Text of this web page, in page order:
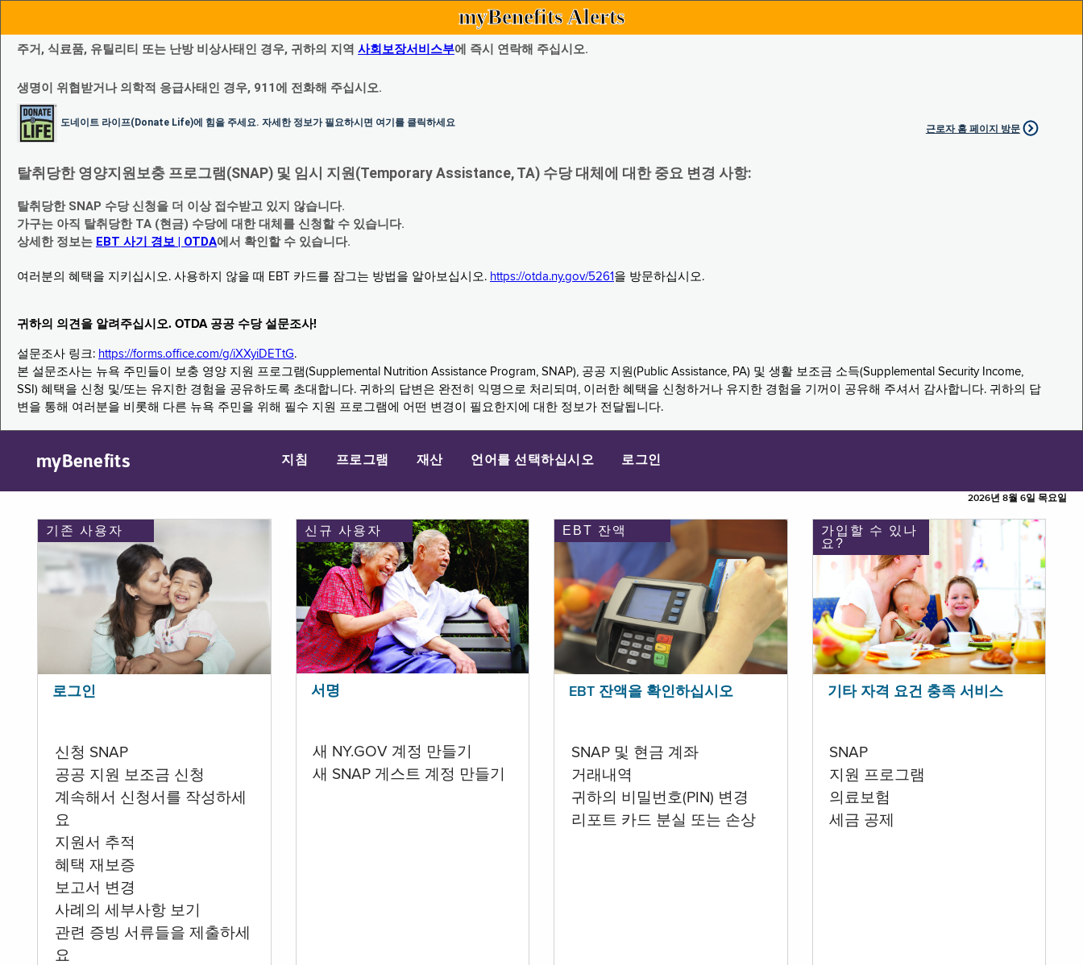
myBenefits Alerts
주거, 식료품, 유틸리티 또는 난방 비상사태인 경우, 귀하의 지역 사회보장서비스부에 즉시 연락해 주십시오.
생명이 위협받거나 의학적 응급사태인 경우, 911에 전화해 주십시오.
도네이트 라이프(Donate Life)에 힘을 주세요. 자세한 정보가 필요하시면 여기를 클릭하세요
근로자 홈 페이지 방문
탈취당한 영양지원보충 프로그램(SNAP) 및 임시 지원(Temporary Assistance, TA) 수당 대체에 대한 중요 변경 사항:
탈취당한 SNAP 수당 신청을 더 이상 접수받고 있지 않습니다.
가구는 아직 탈취당한 TA (현금) 수당에 대한 대체를 신청할 수 있습니다.
상세한 정보는 EBT 사기 경보 | OTDA에서 확인할 수 있습니다.
여러분의 혜택을 지키십시오. 사용하지 않을 때 EBT 카드를 잠그는 방법을 알아보십시오. https://otda.ny.gov/5261 을 방문하십시오.
귀하의 의견을 알려주십시오. OTDA 공공 수당 설문조사!
설문조사 링크: https://forms.office.com/g/iXXyiDETtG.
본 설문조사는 뉴욕 주민들이 보충 영양 지원 프로그램(Supplemental Nutrition Assistance Program, SNAP), 공공 지원(Public Assistance, PA) 및 생활 보조금 소득(Supplemental Security Income,
SSI) 혜택을 신청 및/또는 유지한 경험을 공유하도록 초대합니다. 귀하의 답변은 완전히 익명으로 처리되며, 이러한 혜택을 신청하거나 유지한 경험을 기꺼이 공유해 주셔서 감사합니다. 귀하의 답
변을 통해 여러분을 비롯해 다른 뉴욕 주민을 위해 필수 지원 프로그램에 어떤 변경이 필요한지에 대한 정보가 전달됩니다.
myBenefits 지침 프로그램 재산 언어를 선택하십시오 로그인
2026년 8월 6일 목요일
기존 사용자
로그인
신청 SNAP
공공 지원 보조금 신청
계속해서 신청서를 작성하세
요
지원서 추적
혜택 재보증
보고서 변경
사례의 세부사항 보기
관련 증빙 서류들을 제출하세
요
신규 사용자
서명
새 NY.GOV 계정 만들기
새 SNAP 게스트 계정 만들기
EBT 잔액
EBT 잔액을 확인하십시오
SNAP 및 현금 계좌
거래내역
귀하의 비밀번호(PIN) 변경
리포트 카드 분실 또는 손상
가입할 수 있나
요?
기타 자격 요건 충족 서비스
SNAP
지원 프로그램
의료보험
세금 공제